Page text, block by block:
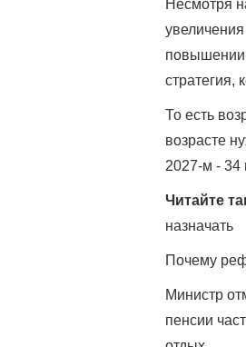
Несмотря
повышении
стратегия,
То есть
возрасте
2027-м - 34
Читайте
назначать
Почему
Министр
пенсии